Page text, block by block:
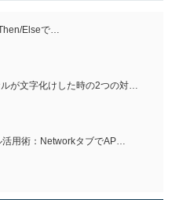
Elseで…
ルが文字化けした時の2つの対…
活用術：NetworkタブでAP…